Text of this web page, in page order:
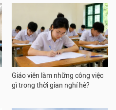
Giáo viên làm những công việc
gì trong thời gian nghỉ hè?